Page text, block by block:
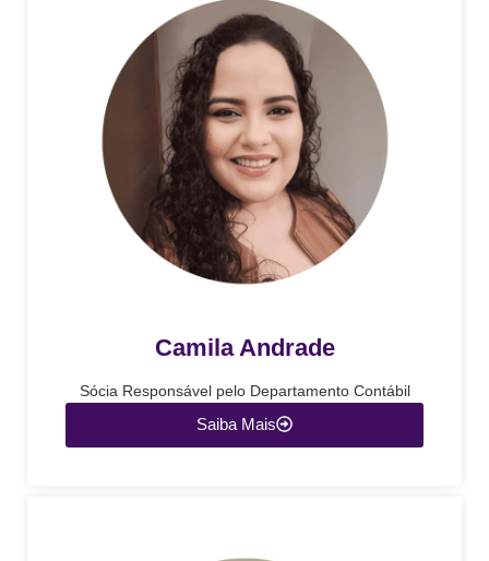
Camila Andrade
Sócia Responsável pelo Departamento Contábil
Saiba Mais